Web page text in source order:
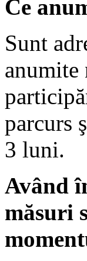
Ce
Sunt
anumite
parcurs
3 luni.
Având
măsuri